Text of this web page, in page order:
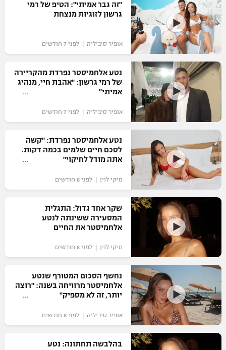
משתתפים וזוכים בפרסים
תקנון משתתפים וזוכים בפרסים
תקנון עבור פעילות אלקטרה
תקנון עבור פעילות ספורט 1 – "מרלן"
טניס
גיימינג E-Sports
תנאי שימוש
מדיניות פרטיות
תקנון פעילות ספורט 1
רשיון להקרנה פומבית לבית עסק
הצטרפות לחבילת הערוצים
לוח דרושים – ג'ובנט
המגזין
ספורט מוטורי
כדורמים
פוטבול אמריקאי NFL
בייסבול MLB
ספורט אתגרי ואקסטרים
אומנויות לחימה
גיימינג E-Sports
"זה גבר אמיתי": הטיפ של רמי
גרשון לזוגיות מנצחת
אופיר סיביליה | לפני 7 חודשים
נטע אלחמיסטר נפרדת מהקריירה
של רמי גרשון: "אהבת חיי, מנהיג
אמיתי"
אופיר סיביליה | לפני 7 חודשים
נטע אלחמיסטר נפרדת: "קשה
לסכם חיים שלמים בכמה דקות.
אתה מודל לחיקוי"
מיקי לוין | לפני 8 חודשים
שקר אחד גדול: התגלית
המסעירה ששינתה לנטע
אלחמיסטר את החיים
מיקי לוין | לפני 8 חודשים
נחשף הסכום המטורף שנטע
אלחמיסטר מרוויחה בשנה: "רוצה
יותר, זה לא מספיק"
אופיר סיביליה | לפני 8 חודשים
בהלבשה תחתונה: נטע